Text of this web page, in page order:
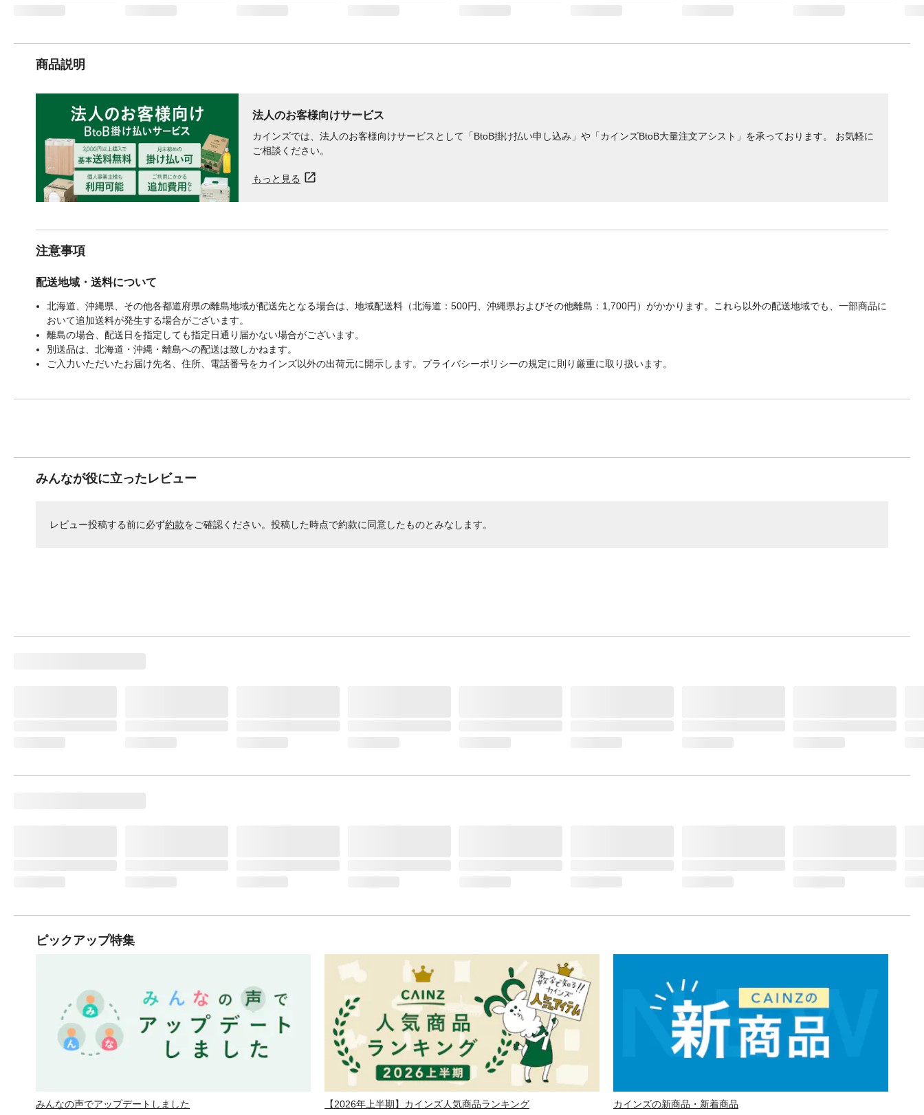
商品説明
法人のお客様向けサービス
カインズでは、法人のお客様向けサービスとして「BtoB掛け払い申し込み」や「カインズBtoB大量注文アシスト」を承っております。 お気軽に
ご相談ください。
もっと見る
注意事項
配送地域・送料について
北海道、沖縄県、その他各都道府県の離島地域が配送先となる場合は、地域配送料（北海道：500円、沖縄県およびその他離島：1,700円）がかかります。これら以外の配送地域でも、一部商品に
おいて追加送料が発生する場合がございます。
離島の場合、配送日を指定しても指定日通り届かない場合がございます。
別送品は、北海道・沖縄・離島への配送は致しかねます。
ご入力いただいたお届け先名、住所、電話番号をカインズ以外の出荷元に開示します。プライバシーポリシーの規定に則り厳重に取り扱います。
みんなが役に立ったレビュー
レビュー投稿する前に必ず約款をご確認ください。投稿した時点で約款に同意したものとみなします。
ピックアップ特集
みんなの声でアップデートしました 【2026年上半期】カインズ人気商品ランキング カインズの新商品・新着商品